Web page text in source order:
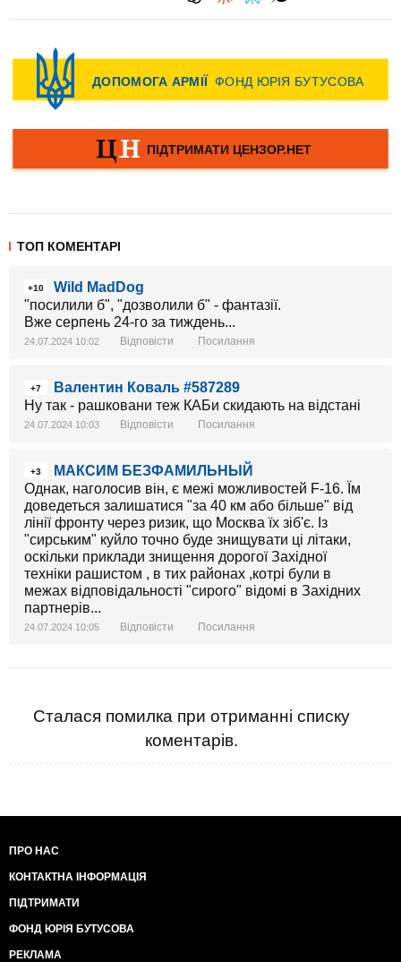
ТОП КОМЕНТАРІ
+10
Wild MadDog
"посилили б", "дозволили б" - фантазії.
Вже серпень 24-го за тиждень...
24.07.2024 10:02 Відповісти Посилання
+7
Валентин Коваль #587289
Ну так - рашковани теж КАБи скидають на відстані
24.07.2024 10:03 Відповісти Посилання
+3
МАКСИМ БЕЗФАМИЛЬНЫЙ
Однак, наголосив він, є межі можливостей F-16. Їм
доведеться залишатися "за 40 км або більше" від
лінії фронту через ризик, що Москва їх зіб'є. Із
"сирським" куйло точно буде знищувати ці літаки,
оскільки приклади знищення дорогої Західної
техніки рашистом , в тих районах ,котрі були в
межах відповідальності "сирого" відомі в Західних
партнерів...
24.07.2024 10:05 Відповісти Посилання
Сталася помилка при отриманні списку
коментарів.
ПРО НАС
КОНТАКТНА ІНФОРМАЦІЯ
ПІДТРИМАТИ
ФОНД ЮРІЯ БУТУСОВА
РЕКЛАМА